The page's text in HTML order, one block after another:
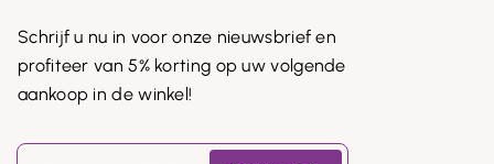
Schrijf u nu in voor onze nieuwsbrief en
profiteer van 5% korting op uw volgende
aankoop in de winkel!